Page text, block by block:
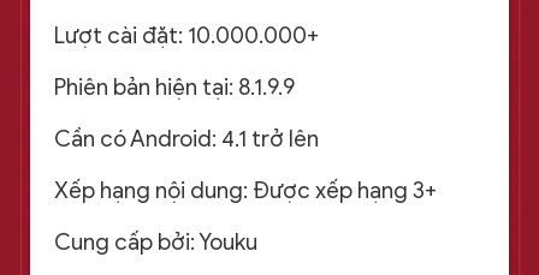
Lượt cài đặt: 10.000.000+
Phiên bản hiện tại: 8.1.9.9
Cần có Android: 4.1 trở lên
Xếp hạng nội dung: Được xếp hạng 3+
Cung cấp bởi: Youku